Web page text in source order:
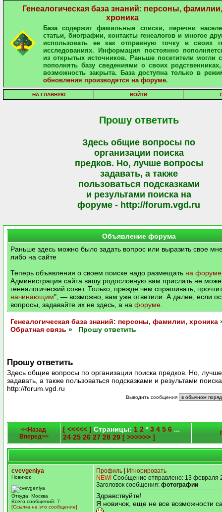
Генеалогическая база знаний: персоны, фамилии,
хроника
База содержит фамильные списки, перечни
статьи, биографии, контакты генеалогов и многое
использовать ее как отправную точку в своих
исследованиях. Информация постоянно
из открытых источников. Раньше посетители могли
пополнять базу сведениями о своих
возможность закрыта. База доступна только в
обновления производятся на форуме.
НА ГЛАВНУЮ ВОЙТИ
Прошу ответить
Здесь общие вопросы по
организации поиска
предков. Но, лучше вопросы
задавать, а также
пользоваться подсказками
и результами поиска на
форуме - http://forum.vgd.ru
Объявление форума
Раньше здесь можно было задать вопрос или выразить свое
либо на сайте
Теперь объявления о своем поиске надо размещать на форуме
Администрация сайта вашу родословную вам прислать не
генеалогический совет. Только, прежде чем спрашивать,
начинающим", — возможно, вам уже ответили. А далее, если
вопросы, задавайте их не здесь, а на форуме
Генеалогическая база знаний: персоны, фамилии, хроника
Обратная связь » Прошу ответить
Прошу ответить
Здесь общие вопросы по организации поиска предков. Но,
задавать, а также пользоваться подсказками и результами
http://forum.vgd.ru
Выводить сообщения
<<Назад
Вперед>>
[ <<<<< ] Страницы: 1 2 *3 4 5 6 ...
24 25 26 27 28 29 [ >>>>>> ]
cvevgeniya
Новичок
Откуда: Москва
Всего сообщений: 7
[Ссылка на это сообщение]
Профиль
Игнорировать
NEW! Сообщение отправлено: 13 февраля
Заголовок сообщения: фотографии
Здравствуйте!
Я новичок, еще не все возможности